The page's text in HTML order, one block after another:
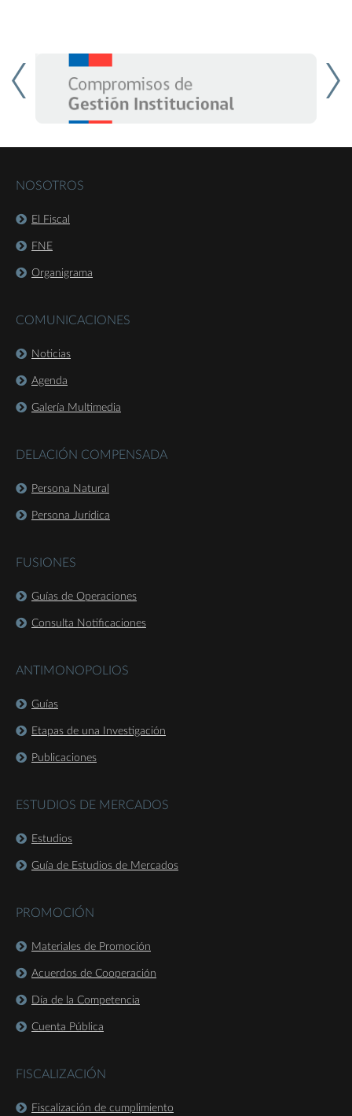
NOSOTROS
El Fiscal
FNE
Organigrama
COMUNICACIONES
Noticias
Agenda
Galería Multimedia
DELACIÓN COMPENSADA
Persona Natural
Persona Jurídica
FUSIONES
Guías de Operaciones
Consulta Notificaciones
ANTIMONOPOLIOS
Guías
Etapas de una Investigación
Publicaciones
ESTUDIOS DE MERCADOS
Estudios
Guía de Estudios de Mercados
PROMOCIÓN
Materiales de Promoción
Acuerdos de Cooperación
Día de la Competencia
Cuenta Pública
FISCALIZACIÓN
Fiscalización de cumplimiento